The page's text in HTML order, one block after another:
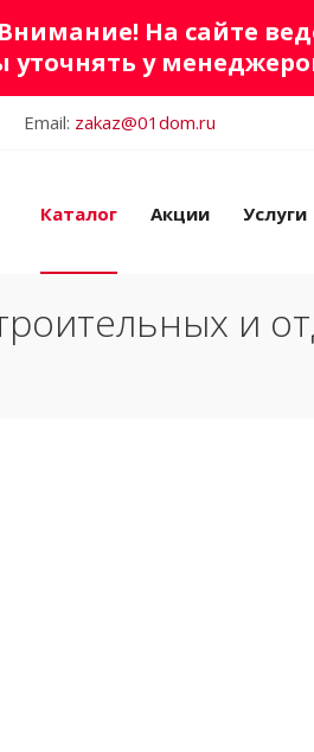
На сайте
уточнять у
Email: zakaz@01dom.ru
Каталог Акции Услуги
и